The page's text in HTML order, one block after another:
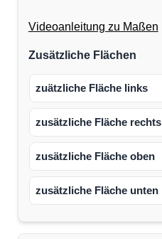
Videoanleitung zu Maßen
Zusätzliche Flächen
zuätzliche Fläche links
zusätzliche Fläche rechts
zusätzliche Fläche oben
zusätzliche Fläche unten